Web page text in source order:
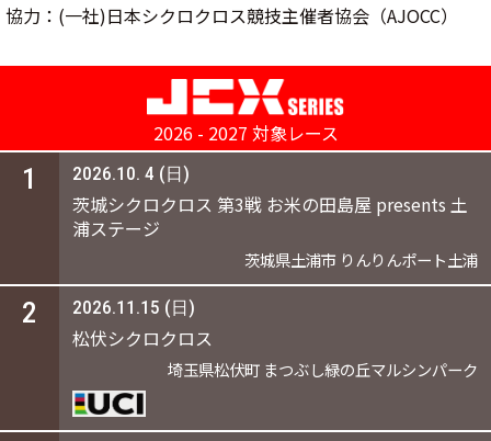
協力：(一社)日本シクロクロス競技主催者協会（AJOCC）
2026 - 2027 対象レース
1 2026.10. 4 (日)
茨城シクロクロス 第3戦 お米の田島屋 presents 土
浦ステージ
茨城県土浦市 りんりんポート土浦
2 2026.11.15 (日)
松伏シクロクロス
埼玉県松伏町 まつぶし緑の丘マルシンパーク